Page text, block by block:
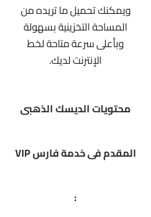
ويمكنك تحميل ما تريده من
المساحة التخزينية بسهولة
وبأعلى سرعة متاحة لخط
الإنترنت لديك.
محتويات الديسك الذهبى
المقدم فى خدمة فارس VIP